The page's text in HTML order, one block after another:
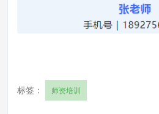
标签： 师资培训